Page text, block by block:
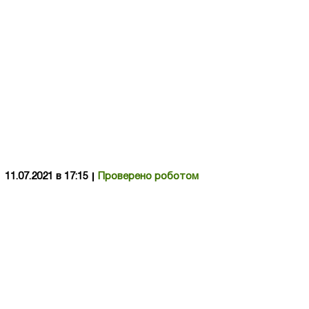
Проверено роботом
11.07.2021 в 17:15